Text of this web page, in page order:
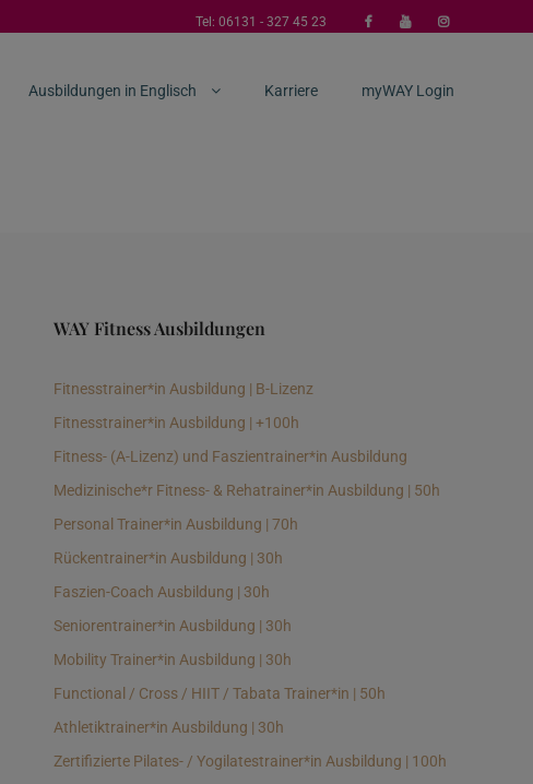
Tel: 06131 - 327 45 23
Ausbildungen in Englisch Karriere myWAY Login
WAY Fitness Ausbildungen
Fitnesstrainer*in Ausbildung | B-Lizenz
Fitnesstrainer*in Ausbildung | +100h
Fitness- (A-Lizenz) und Faszientrainer*in Ausbildung
Medizinische*r Fitness- & Rehatrainer*in Ausbildung | 50h
Personal Trainer*in Ausbildung | 70h
Rückentrainer*in Ausbildung | 30h
Faszien-Coach Ausbildung | 30h
Seniorentrainer*in Ausbildung | 30h
Mobility Trainer*in Ausbildung | 30h
Functional / Cross / HIIT / Tabata Trainer*in | 50h
Athletiktrainer*in Ausbildung | 30h
Zertifizierte Pilates- / Yogilatestrainer*in Ausbildung | 100h